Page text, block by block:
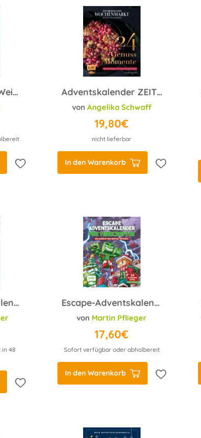
Adventskalender Weihnachtssterne Adventskalender ZEIT magazin Wochenmarkt: 24 Genussmomente
von Angelika Schwaff
19,80€
nicht lieferbar
In den Warenkorb
Escape-Adventskalender für Minecrafter: Das Ei des Enderdrachen
48
Escape-Adventskalender für Minecrafter: Der Angriff des Winter-Withers
von Martin Pflieger
17,60€
Sofort verfügbar oder abholbereit
In den Warenkorb